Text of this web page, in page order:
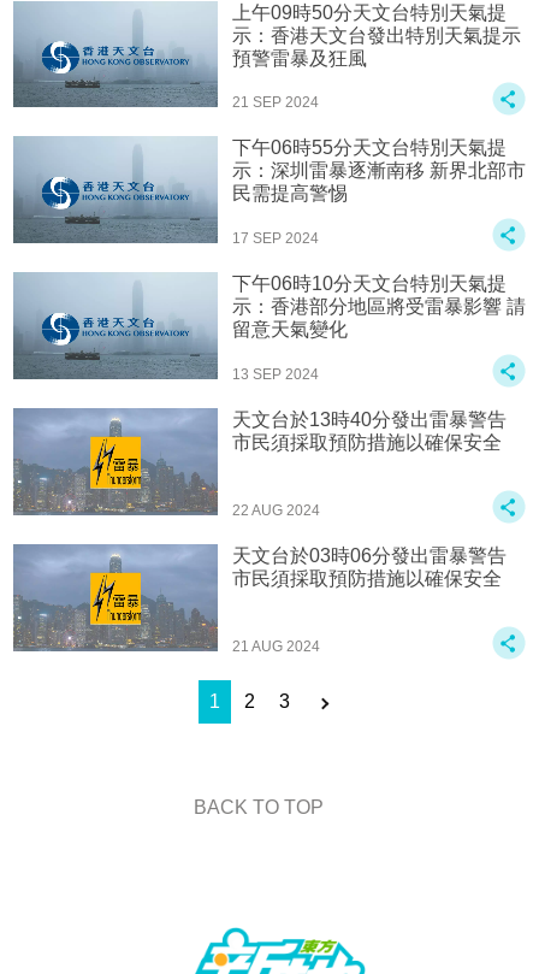
上午09時50分天文台特別天氣提
示：香港天文台發出特別天氣提示
預警雷暴及狂風
21 SEP 2024
下午06時55分天文台特別天氣提
示：深圳雷暴逐漸南移 新界北部市
民需提高警惕
17 SEP 2024
下午06時10分天文台特別天氣提
示：香港部分地區將受雷暴影響 請
留意天氣變化
13 SEP 2024
天文台於13時40分發出雷暴警告
市民須採取預防措施以確保安全
22 AUG 2024
天文台於03時06分發出雷暴警告
市民須採取預防措施以確保安全
21 AUG 2024
1 2 3
BACK TO TOP